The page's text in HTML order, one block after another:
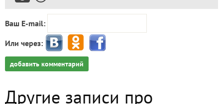
Ваш E-mail:
Или через:
добавить комментарий
Другие записи про